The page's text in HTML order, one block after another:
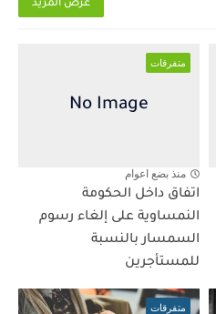
عرض المزيد
متفرقات
منذ بضع اعوام
اتفاق داخل الحكومة
النمساوية على إلغاء رسوم
السمسار بالنسبة
للمستأجرين
متفرقات